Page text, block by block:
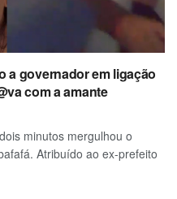
a governador em ligação
com a amante
minutos mergulhou o
Atribuído ao ex-prefeito